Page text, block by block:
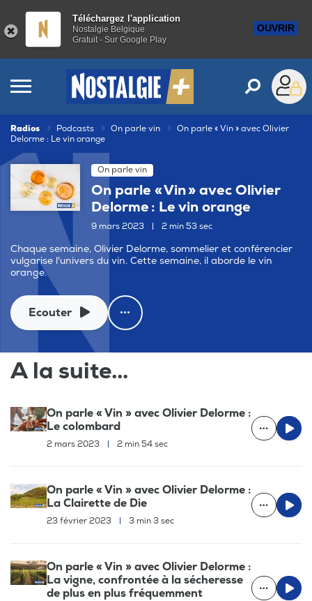
Téléchargez l'application
Nostalgie Belgique
Gratuit - Sur Google Play
OUVRIR
Radios Podcasts On parle vin
On parle « Vin » avec Olivier
Delorme : Le vin orange
On parle vin
On parle « Vin » avec Olivier
Delorme : Le vin orange
9 mars 2023 2 min 53 sec
Chaque semaine, Olivier Delorme, sommelier et conférencier
vulgarise l'univers du vin. Cette semaine, il aborde le vin
orange.
Ecouter
A la suite...
On parle « Vin » avec Olivier Delorme :
Le colombard
2 mars 2023 | 2 min 54 sec
On parle « Vin » avec Olivier Delorme :
La Clairette de Die
23 février 2023 | 3 min 3 sec
On parle « Vin » avec Olivier Delorme :
La vigne, confrontée à la sécheresse
de plus en plus fréquemment